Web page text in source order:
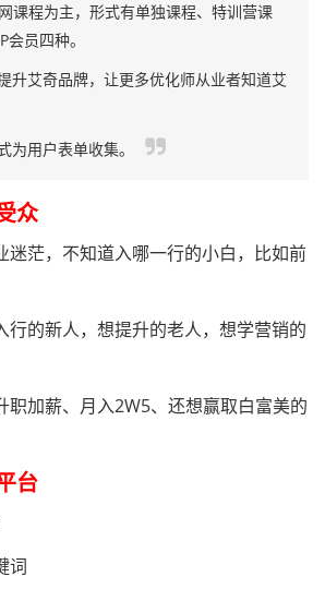
课程为主，形式有单独课程、特训营课
会员四种。
艾奇品牌，让更多优化师从业者知道艾
用户表单收集。
众
迷茫，不知道入哪一行的小白，比如前
行的新人，想提升的老人，想学营销的
职加薪、月入2W5、还想赢取白富美的
台
词